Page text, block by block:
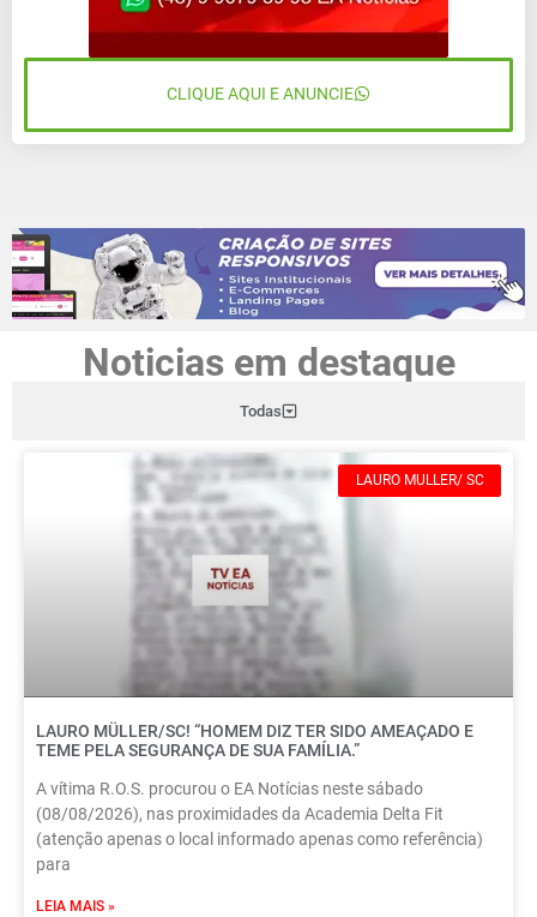
CLIQUE AQUI E ANUNCIE
Noticias em destaque
Todas
LAURO MULLER/ SC
LAURO MÜLLER/SC! “HOMEM DIZ TER SIDO AMEAÇADO E
TEME PELA SEGURANÇA DE SUA FAMÍLIA.”
A vítima R.O.S. procurou o EA Notícias neste sábado
(08/08/2026), nas proximidades da Academia Delta Fit
(atenção apenas o local informado apenas como referência)
para
LEIA MAIS »